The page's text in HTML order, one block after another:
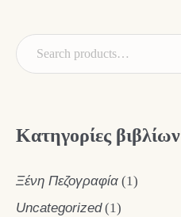
Κατηγορίες βιβλίων
Ξένη Πεζογραφία (1)
Uncategorized (1)